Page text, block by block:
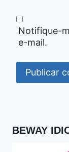
Notifique-
e-mail.
BEWAY